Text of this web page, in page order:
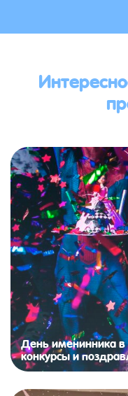
День именинника
конкурсы и